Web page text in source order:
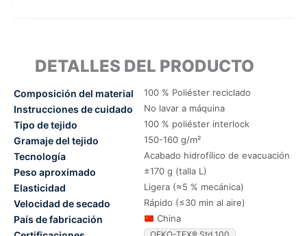
DETALLES DEL PRODUCTO
Composición del material 100 % Poliéster reciclado
Instrucciones de cuidado No lavar a máquina
Tipo de tejido 100 % poliéster interlock
Gramaje del tejido 150-160 g/m²
Tecnología Acabado hidrofílico de evacuación
Peso aproximado ±170 g (talla L)
Elasticidad Ligera (≈5 % mecánica)
Velocidad de secado Rápido (≤30 min al aire)
País de fabricación China